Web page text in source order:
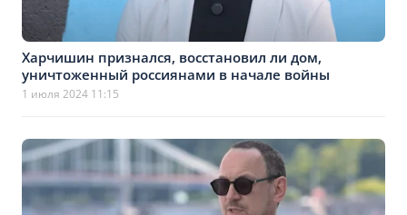
Харчишин признался, восстановил ли дом,
уничтоженный россиянами в начале войны
1 июля 2024 11:15